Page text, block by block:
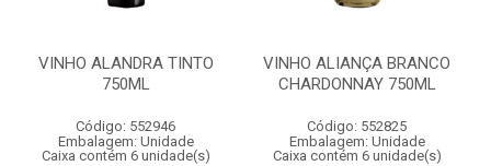
VINHO ALANDRA TINTO
750ML
Código: 552946
Embalagem: Unidade
Caixa contém 6 unidade(s)
VINHO ALIANÇA BRANCO
CHARDONNAY 750ML
Código: 552825
Embalagem: Unidade
Caixa contém 6 unidade(s)